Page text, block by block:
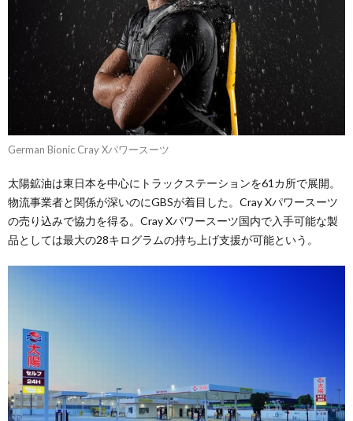
German Bionic Cray Xパワースーツ
太陽鉱油は東日本を中心にトラックステーションを61カ所で展開。
物流事業者と関係が深いのにGBSが着目した。Cray Xパワースーツ
の売り込みで協力を得る。Cray Xパワースーツ国内で入手可能な製
品としては最大の28キログラムの持ち上げ支援が可能という。